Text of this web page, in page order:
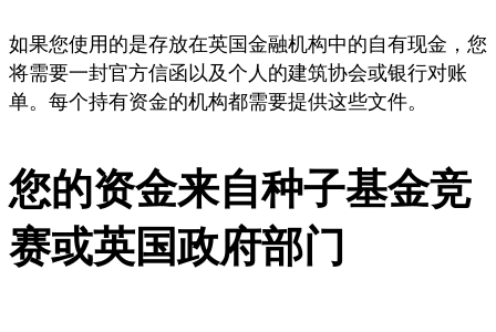
如果您使用的是存放在英国金融机构中的自有现金，您
将需要一封官方信函以及个人的建筑协会或银行对账
单。每个持有资金的机构都需要提供这些文件。
您的资金来自种子基金竞
赛或英国政府部门